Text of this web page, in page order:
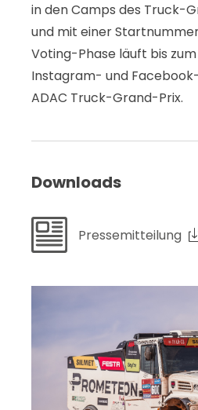
in den Camps des Truck-
und mit einer
Voting-Phase läuft bis
Instagram- und
ADAC Truck-Grand-Prix.
Downloads
Pressemitteilung